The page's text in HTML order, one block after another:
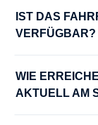
36 V
MOTOR-TYP
Bosch
MOTOR-
IST DAS
VERFÜGBAR?
WIE
AKTUELL AM